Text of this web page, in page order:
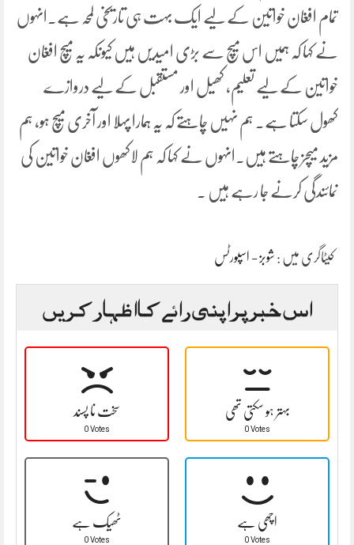
تمام افغان خواتین کے لیے ایک بہت ہی تاریخی لمحہ ہے۔انہوں
نے کہا کہ ہمیں اس میچ سے بڑی امیدیں ہیں کیونکہ یہ میچ افغان
خواتین کے لیے تعلیم، کھیل اور مستقبل کے لیے دروازے
کھول سکتا ہے۔ ہم نہیں چاہتے کہ یہ ہمارا پہلا اور آخری میچ ہو، ہم
مزید میچز چاہتے ہیں۔انہوں نے کہا کہ ہم لاکھوں افغان خواتین کی
نمائندگی کرنے جا رہے ہیں ۔
کیٹاگری میں : شوبز - اسپورٹس
اس خبر پر اپنی رائے کا اظہار کریں
سخت نا پسند
0 Votes
بہتر ہو سکتی تھی
0 Votes
ٹھیک ہے
0 Votes
اچھی ہے
0 Votes